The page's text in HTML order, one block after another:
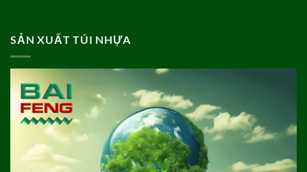
SẢN XUẤT TÚI NHỰA